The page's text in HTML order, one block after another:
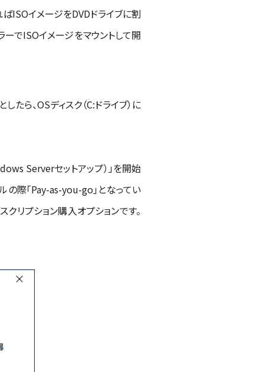
ばISOイメージをDVDドライブに割
ーでISOイメージをマウントして開
ら、OSディスク（C:ドライブ）に
Serverセットアップ）」を開始
の際「Pay-as-you-go」となってい
リプション購入オプションです。